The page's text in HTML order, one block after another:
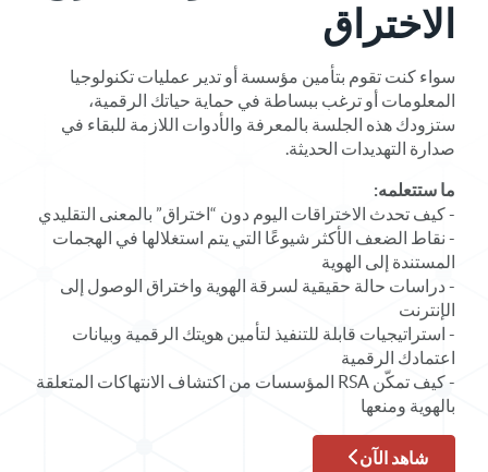
الاختراق
سواء كنت تقوم بتأمين مؤسسة أو تدير عمليات تكنولوجيا
المعلومات أو ترغب ببساطة في حماية حياتك الرقمية،
ستزودك هذه الجلسة بالمعرفة والأدوات اللازمة للبقاء في
صدارة التهديدات الحديثة.
ما ستتعلمه:
- كيف تحدث الاختراقات اليوم دون “اختراق” بالمعنى التقليدي
- نقاط الضعف الأكثر شيوعًا التي يتم استغلالها في الهجمات
المستندة إلى الهوية
- دراسات حالة حقيقية لسرقة الهوية واختراق الوصول إلى
الإنترنت
- استراتيجيات قابلة للتنفيذ لتأمين هويتك الرقمية وبيانات
اعتمادك الرقمية
- كيف تمكّن RSA المؤسسات من اكتشاف الانتهاكات المتعلقة
بالهوية ومنعها
شاهد الآن